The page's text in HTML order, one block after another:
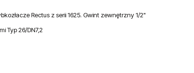
Cena nie zawiera ewentualnych kosztów
Rectus z serii 1625. Gwint zewnętrzny 1/2"
Typ 26/DN7,2